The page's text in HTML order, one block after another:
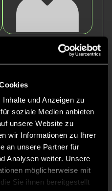
und Anzeigen zu
soziale Medien anbieten
unsere Website zu
wir Informationen zu Ihrer
an unsere Partner für
Analysen weiter. Unsere
möglicherweise mit
Sie ihnen bereitgestellt
Arnis
G.